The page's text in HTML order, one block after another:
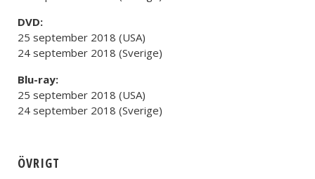
DVD:
25 september 2018 (USA)
24 september 2018 (Sverige)
Blu-ray:
25 september 2018 (USA)
24 september 2018 (Sverige)
ÖVRIGT